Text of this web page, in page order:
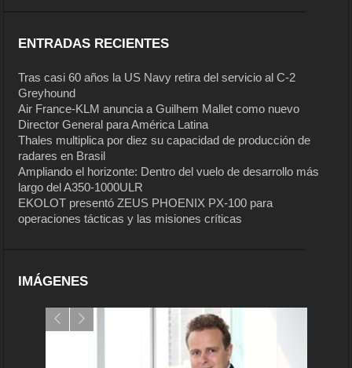
ENTRADAS RECIENTES
Tras casi 60 años la US Navy retira del servicio al C-2
Greyhound
Air France-KLM anuncia a Guilhem Mallet como nuevo
Director General para América Latina
Thales multiplica por diez su capacidad de producción de
radares en Brasil
Ampliando el horizonte: Dentro del vuelo de desarrollo más
largo del A350-1000ULR
EKOLOT presentó ZEUS PHOENIX PX-100 para
operaciones tácticas y las misiones críticas
IMÁGENES